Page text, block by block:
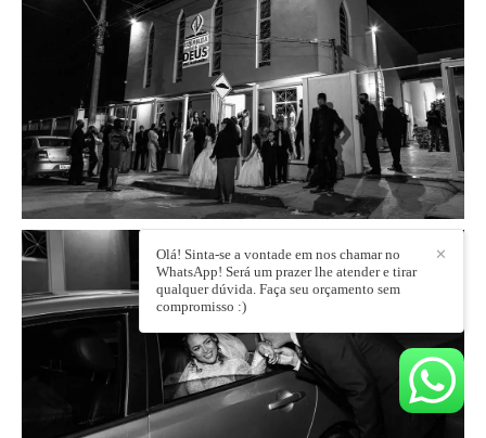
✕
Olá! Sinta-se a vontade em nos chamar no
WhatsApp! Será um prazer lhe atender e tirar
qualquer dúvida. Faça seu orçamento sem
compromisso :)